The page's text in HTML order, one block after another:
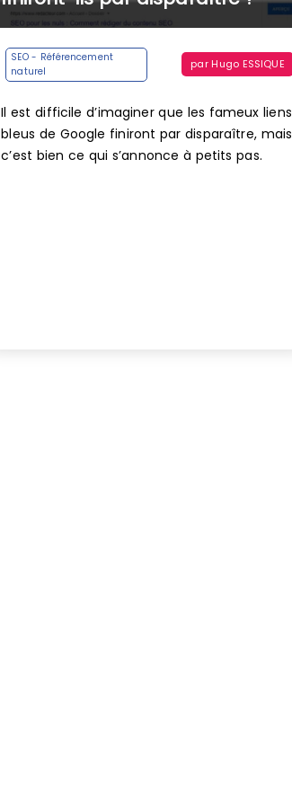
SEO - Référencement
naturel
par Hugo ESSIQUE
Il est difficile d’imaginer que les fameux liens
bleus de Google finiront par disparaître, mais
c’est bien ce qui s’annonce à petits pas.